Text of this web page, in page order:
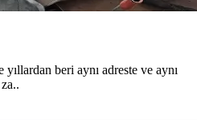
beri aynı adreste ve aynı